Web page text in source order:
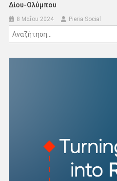
Δίου-Ολύμπου
8 Μαΐου 2024 Pieria Social